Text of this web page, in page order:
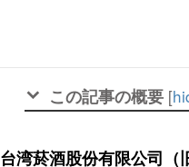
この記事の概要 [
台湾菸酒股份有限公司（